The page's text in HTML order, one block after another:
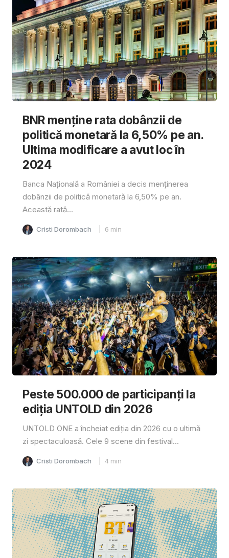
BNR menține rata dobânzii de
politică monetară la 6,50% pe an.
Ultima modificare a avut loc în
2024
Banca Națională a României a decis menținerea
dobânzii de politică monetară la 6,50% pe an.
Această rată...
Cristi Dorombach 6 min
Peste 500.000 de participanți la
ediția UNTOLD din 2026
UNTOLD ONE a încheiat ediția din 2026 cu o ultimă
zi spectaculoasă. Cele 9 scene din festival...
Cristi Dorombach 4 min